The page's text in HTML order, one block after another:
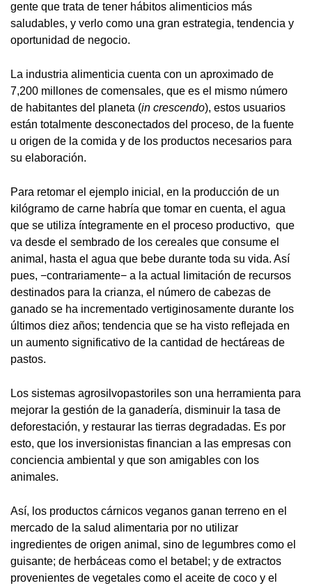
gente que trata de tener hábitos alimenticios más
saludables, y verlo como una gran estrategia, tendencia y
oportunidad de negocio.
La industria alimenticia cuenta con un aproximado de
7,200 millones de comensales, que es el mismo número
de habitantes del planeta (in crescendo), estos usuarios
están totalmente desconectados del proceso, de la fuente
u origen de la comida y de los productos necesarios para
su elaboración.
Para retomar el ejemplo inicial, en la producción de un
kilógramo de carne habría que tomar en cuenta, el agua
que se utiliza íntegramente en el proceso productivo, que
va desde el sembrado de los cereales que consume el
animal, hasta el agua que bebe durante toda su vida. Así
pues, −contrariamente− a la actual limitación de recursos
destinados para la crianza, el número de cabezas de
ganado se ha incrementado vertiginosamente durante los
últimos diez años; tendencia que se ha visto reflejada en
un aumento significativo de la cantidad de hectáreas de
pastos.
Los sistemas agrosilvopastoriles son una herramienta para
mejorar la gestión de la ganadería, disminuir la tasa de
deforestación, y restaurar las tierras degradadas. Es por
esto, que los inversionistas financian a las empresas con
conciencia ambiental y que son amigables con los
animales.
Así, los productos cárnicos veganos ganan terreno en el
mercado de la salud alimentaria por no utilizar
ingredientes de origen animal, sino de legumbres como el
guisante; de herbáceas como el betabel; y de extractos
provenientes de vegetales como el aceite de coco y el